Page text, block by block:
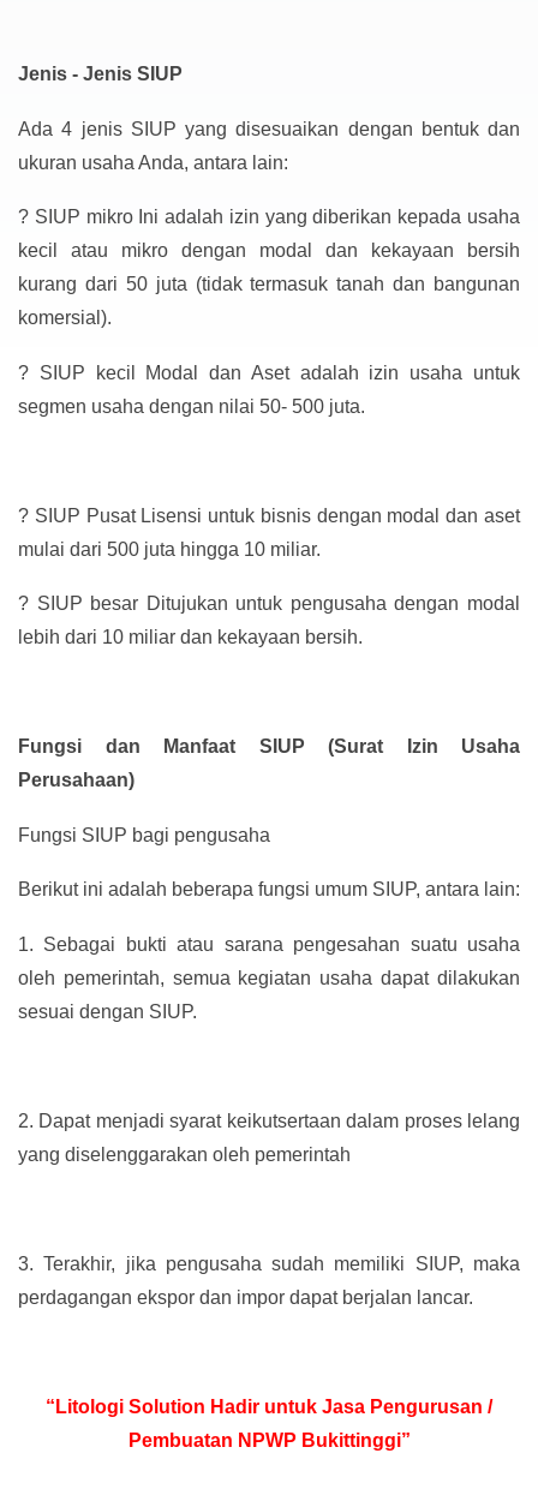
Jenis - Jenis SIUP
Ada 4 jenis SIUP yang disesuaikan dengan bentuk dan
ukuran usaha Anda, antara lain:
? SIUP mikro Ini adalah izin yang diberikan kepada usaha
kecil atau mikro dengan modal dan kekayaan bersih
kurang dari 50 juta (tidak termasuk tanah dan bangunan
komersial).
? SIUP kecil Modal dan Aset adalah izin usaha untuk
segmen usaha dengan nilai 50- 500 juta.
? SIUP Pusat Lisensi untuk bisnis dengan modal dan aset
mulai dari 500 juta hingga 10 miliar.
? SIUP besar Ditujukan untuk pengusaha dengan modal
lebih dari 10 miliar dan kekayaan bersih.
Fungsi dan Manfaat SIUP (Surat Izin Usaha
Perusahaan)
Fungsi SIUP bagi pengusaha
Berikut ini adalah beberapa fungsi umum SIUP, antara lain:
1. Sebagai bukti atau sarana pengesahan suatu usaha
oleh pemerintah, semua kegiatan usaha dapat dilakukan
sesuai dengan SIUP.
2. Dapat menjadi syarat keikutsertaan dalam proses lelang
yang diselenggarakan oleh pemerintah
3. Terakhir, jika pengusaha sudah memiliki SIUP, maka
perdagangan ekspor dan impor dapat berjalan lancar.
“Litologi Solution Hadir untuk Jasa Pengurusan /
Pembuatan NPWP Bukittinggi”